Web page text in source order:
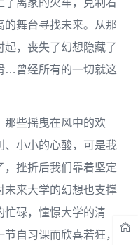
的舞台寻找未来。从那
起，丧失了幻想隐藏了
…曾经所有的一切就这
那些摇曳在风中的欢
、小小的心酸，可是我
，挫折后我们靠着坚定
未来大学的幻想也支撑
忙碌，憧憬大学的清
自习课而欣喜若狂，